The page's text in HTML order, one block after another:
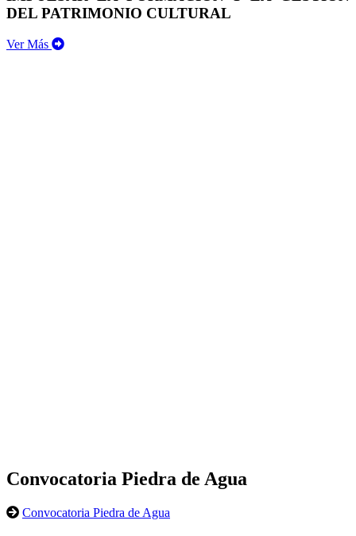
DEL PATRIMONIO CULTURAL
Ver Más
Convocatoria Piedra de Agua
Convocatoria Piedra de Agua